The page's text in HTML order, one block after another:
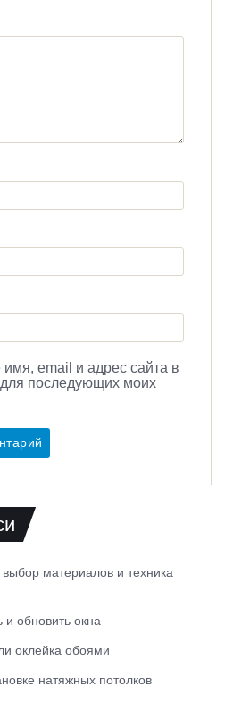
email и адрес сайта в
последующих моих
материалов и техника
и обновить окна
оклейка обоями
натяжных потолков